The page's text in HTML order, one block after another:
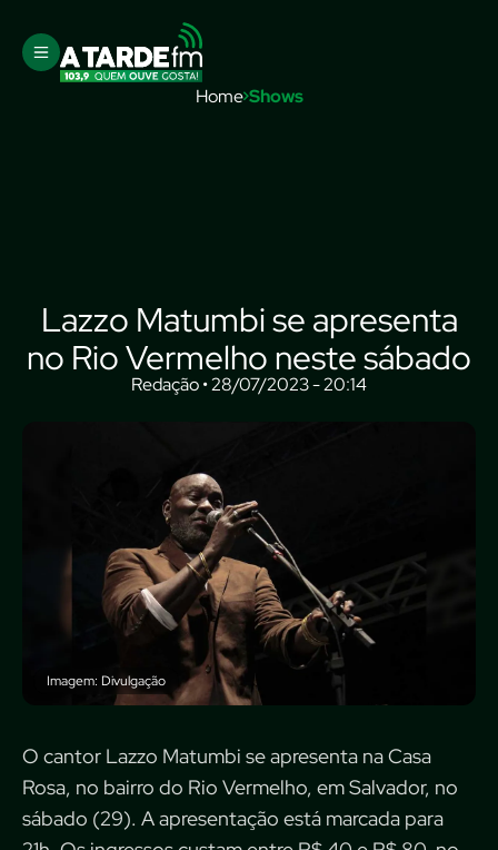
Home Shows
Lazzo Matumbi se apresenta
no Rio Vermelho neste sábado
Redação • 28/07/2023 - 20:14
Imagem: Divulgação
O cantor Lazzo Matumbi se apresenta na Casa
Rosa, no bairro do Rio Vermelho, em Salvador, no
sábado (29). A apresentação está marcada para